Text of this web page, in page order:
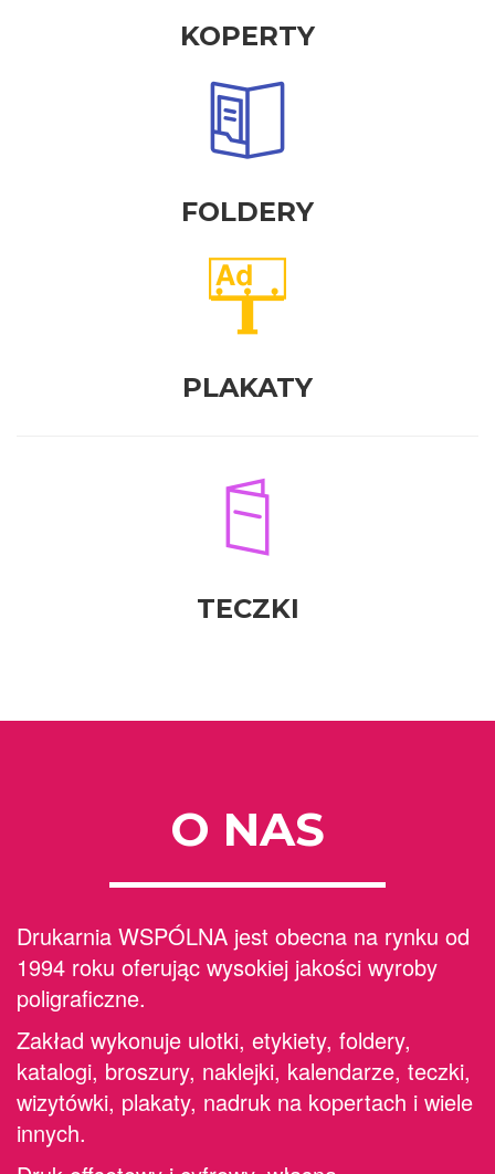
KOPERTY
FOLDERY
PLAKATY
TECZKI
O NAS
Drukarnia WSPÓLNA jest obecna na rynku od
1994 roku oferując wysokiej jakości wyroby
poligraficzne.
Zakład wykonuje ulotki, etykiety, foldery,
katalogi, broszury, naklejki, kalendarze, teczki,
wizytówki, plakaty, nadruk na kopertach i wiele
innych.